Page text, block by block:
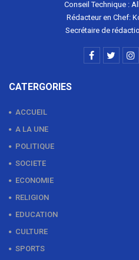
Conseil Technique :
Rédacteur en Chef:
Secrétaire de
CATERGORIES
ACCUEIL
A LA UNE
POLITIQUE
SOCIETE
ECONOMIE
RELIGION
EDUCATION
CULTURE
SPORTS